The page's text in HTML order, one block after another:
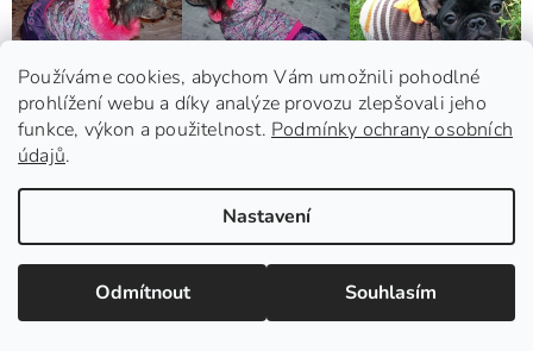
Používáme cookies, abychom Vám umožnili pohodlné
prohlížení webu a díky analýze provozu zlepšovali jeho
funkce, výkon a použitelnost. Podmínky ochrany osobních
údajů.
Nastavení
Odmítnout Souhlasím
Natynka